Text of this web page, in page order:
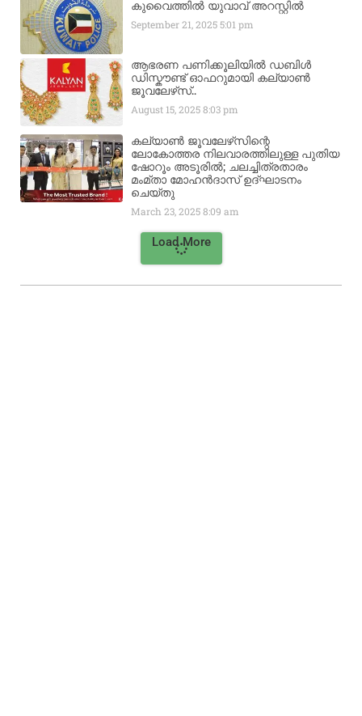
കുവൈത്തിൽ യുവാവ് അറസ്റ്റിൽ
September 21, 20255:01 pm
ആഭരണ പണിക്കൂലിയിൽ ഡബിൾ
ഡിസ്കൗണ്ട് ഓഫറുമായി കല്യാൺ
ജൂവലേഴ്‌സ്..
August 15, 20258:03 pm
കല്യാൺ ജൂവലേഴ്‌സിന്റെ
ലോകോത്തര നിലവാരത്തിലുള്ള പുതിയ
ഷോറൂം അടൂരിൽ; ചലച്ചിത്രതാരം
മംമ്താ മോഹൻദാസ് ഉദ്ഘാടനം
ചെയ്‌തു
March 23, 20258:09 am
Load More